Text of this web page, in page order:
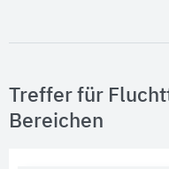
Treffer für
Bereichen